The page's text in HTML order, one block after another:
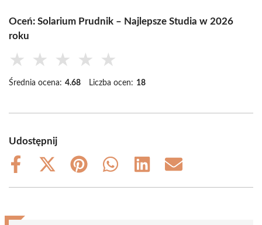
Oceń: Solarium Prudnik – Najlepsze Studia w 2026
roku
★ ★ ★ ★ ★
Średnia ocena: 4.68 Liczba ocen: 18
Udostępnij
Share
Facebook
Share
X
Share
Pinterest
Share
WhatsApp
Share
LinkedIn
Share
Email